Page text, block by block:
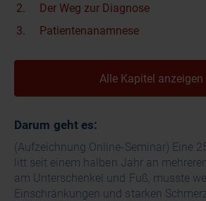
Der Weg zur Diagnose
Patientenanamnese
Alle Kapitel anzeigen
Darum geht es:
(Aufzeichnung Online-Seminar) Eine
litt seit einem halben Jahr an
am Unterschenkel und Fuß, musste
Einschränkungen und starken